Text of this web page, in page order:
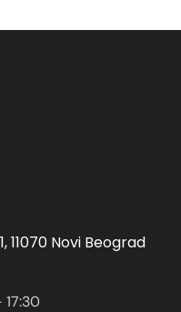
11070 Novi Beograd